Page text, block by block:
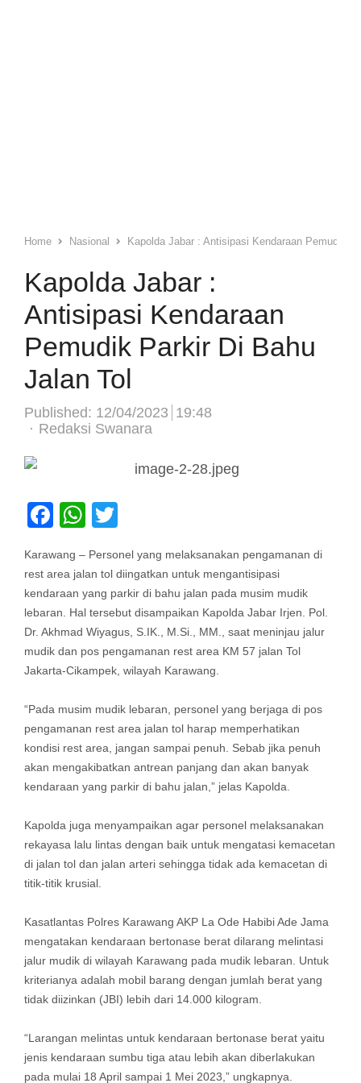
Home Nasional Kapolda Jabar : Antisipasi Kendaraan Pemudik
Kapolda Jabar :
Antisipasi Kendaraan
Pemudik Parkir Di Bahu
Jalan Tol
Published: 12/04/2023 19:48
Author
Redaksi Swanara
Facebook
WhatsApp
Karawang – Personel yang melaksanakan pengamanan di
rest area jalan tol diingatkan untuk mengantisipasi
kendaraan yang parkir di bahu jalan pada musim mudik
lebaran. Hal tersebut disampaikan Kapolda Jabar Irjen. Pol.
Dr. Akhmad Wiyagus, S.IK., M.Si., MM., saat meninjau jalur
mudik dan pos pengamanan rest area KM 57 jalan Tol
Jakarta-Cikampek, wilayah Karawang.
“Pada musim mudik lebaran, personel yang berjaga di pos
pengamanan rest area jalan tol harap memperhatikan
kondisi rest area, jangan sampai penuh. Sebab jika penuh
akan mengakibatkan antrean panjang dan akan banyak
kendaraan yang parkir di bahu jalan,” jelas Kapolda.
Kapolda juga menyampaikan agar personel melaksanakan
rekayasa lalu lintas dengan baik untuk mengatasi kemacetan
di jalan tol dan jalan arteri sehingga tidak ada kemacetan di
titik-titik krusial.
Kasatlantas Polres Karawang AKP La Ode Habibi Ade Jama
mengatakan kendaraan bertonase berat dilarang melintasi
jalur mudik di wilayah Karawang pada mudik lebaran. Untuk
kriterianya adalah mobil barang dengan jumlah berat yang
tidak diizinkan (JBI) lebih dari 14.000 kilogram.
“Larangan melintas untuk kendaraan bertonase berat yaitu
jenis kendaraan sumbu tiga atau lebih akan diberlakukan
pada mulai 18 April sampai 1 Mei 2023,” ungkapnya.